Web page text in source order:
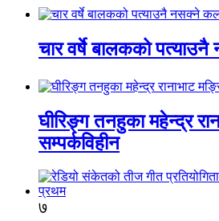
चार वर्षे बालकको
घीरिङ्ग तनहुका महेन्द्र
सम्पर्कविहीन
७